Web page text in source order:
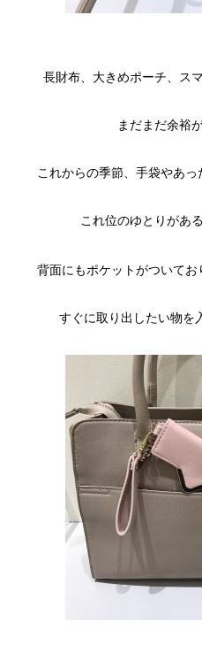
長財布、大きめポーチ、ス
まだまだ余裕
これからの季節、手袋やあ
これ位のゆとりがあ
背面にもポケットがついて
すぐに取り出したい物を